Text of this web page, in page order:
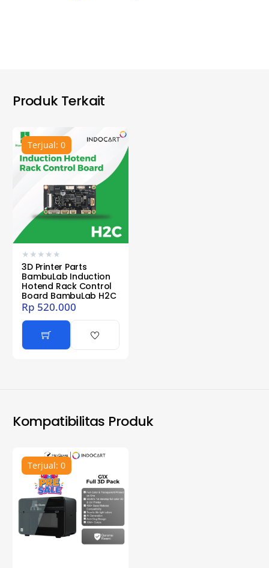
Produk Terkait
Terjual: 0
★ ★ ★ ★ ★
3D Printer Parts
BambuLab Induction
Hotend Rack Control
Board BambuLab H2C
Rp 520.000
Kompatibilitas Produk
Terjual: 0